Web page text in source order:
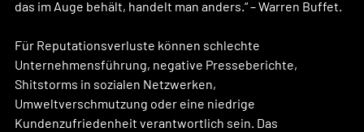
das im Auge behält, handelt man anders.“ – Warren Buffet.
Für Reputationsverluste können schlechte
Unternehmensführung, negative Presseberichte,
Shitstorms in sozialen Netzwerken,
Umweltverschmutzung oder eine niedrige
Kundenzufriedenheit verantwortlich sein. Das